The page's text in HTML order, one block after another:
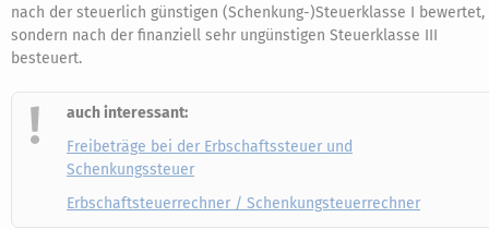
nach der steuerlich günstigen (Schenkung-)Steuerklasse I bewertet,
sondern nach der finanziell sehr ungünstigen Steuerklasse III
besteuert.
auch interessant:
Freibeträge bei der Erbschaftssteuer und
Schenkungssteuer
Erbschaftsteuerrechner / Schenkungsteuerrechner